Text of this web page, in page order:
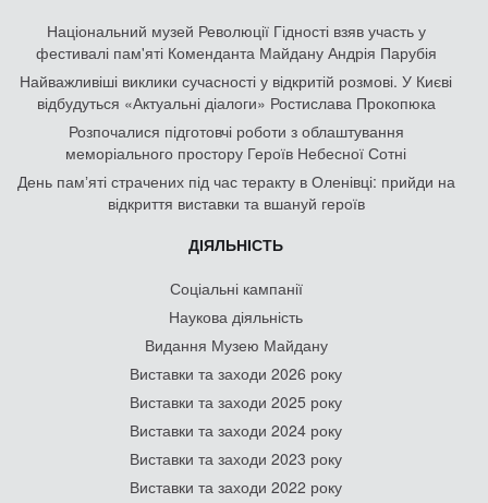
Національний музей Революції Гідності взяв участь у
фестивалі пам'яті Коменданта Майдану Андрія Парубія
Найважливіші виклики сучасності у відкритій розмові. У Києві
відбудуться «Актуальні діалоги» Ростислава Прокопюка
Розпочалися підготовчі роботи з облаштування
меморіального простору Героїв Небесної Сотні
День памʼяті страчених під час теракту в Оленівці: прийди на
відкриття виставки та вшануй героїв
ДІЯЛЬНІСТЬ
Соціальні кампанії
Наукова діяльність
Видання Музею Майдану
Виставки та заходи 2026 року
Виставки та заходи 2025 року
Виставки та заходи 2024 року
Виставки та заходи 2023 року
Виставки та заходи 2022 року